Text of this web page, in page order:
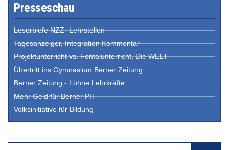
Presseschau
Leserbiefe NZZ- Lehrstellen
Tagesanzeiger, Integration Kommentar
Projektunterricht vs. Fontalunterricht, Die WELT
Übertritt ins Gymnasium Berner Zeitung
Berner Zeitung - Löhne Lehrkräfte
Mehr Geld für Berner PH
Volksinitiative für Bildung